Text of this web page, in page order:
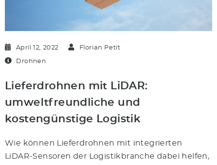
April 12, 2022 Florian Petit
Drohnen
Lieferdrohnen mit LiDAR:
umweltfreundliche und
kostengünstige Logistik
Wie können Lieferdrohnen mit integrierten
LiDAR-Sensoren der Logistikbranche dabei helfen,